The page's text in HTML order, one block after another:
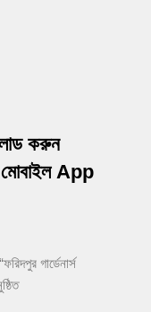
করুন
মোবাইল App
গার্ডেনার্স